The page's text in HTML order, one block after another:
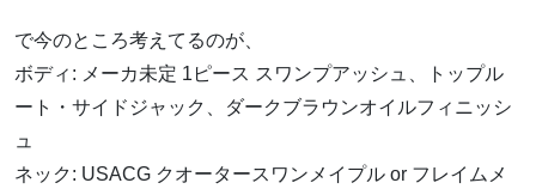
で今のところ考えてるのが、
ボディ: メーカ未定 1ピース スワンプアッシュ、トップル
ート・サイドジャック、ダークブラウンオイルフィニッシ
ュ
ネック: USACG クオータースワンメイプル or フレイムメ